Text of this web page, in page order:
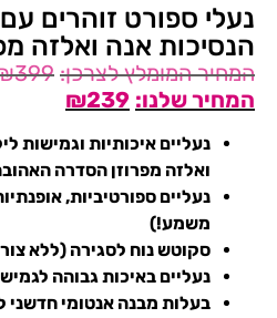
נעלי ספורט זוהרים
הנסיכות אנה ואלזה
399
₪239
נעליים איכותיות וגמישות
ואלזה מפרוזן הסדרה
נעליים ספורטיביות,
משמע!)
סקוטש נוח לסגירה (ללא
נעליים באיכות גבוהה
בעלות מבנה אנטומי חדשני